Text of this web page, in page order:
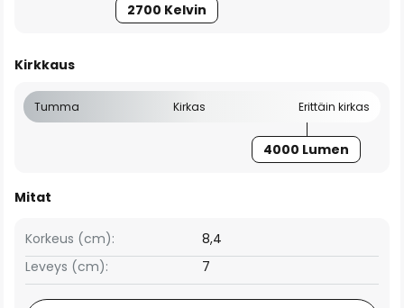
2700 Kelvin
Kirkkaus
Tumma Kirkas Erittäin kirkas
4000 Lumen
Mitat
Leveys (cm): 7
Korkeus (cm): 8,4